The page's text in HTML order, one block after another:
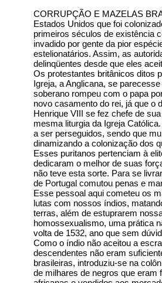
CORRUPÇÃO E MAZELAS
Estados Unidos que foi
primeiros séculos de existência
invadido por gente da pior
estelionatários. Assim, as
delinqüentes desde que eles
Os protestantes britânicos ditos
Igreja, a Anglicana, se
soberano rompeu com o papa
novo casamento do rei, já que o
Henrique VIII se fez chefe de
mesma liturgia da Igreja
a ser perseguidos, sendo que
dinamizando a colonização dos
Esses puritanos pertenciam à
dedicaram o melhor de suas
não teve esta sorte. Para se
de Portugal comutou penas e
Esse pessoal aqui cometeu os
lutas com nossos índios,
terras, além de estuprarem
homossexualismo, uma prática
volta de 1532, ano que sem
Como o índio não aceitou a
descendentes não eram
brasileiras, introduziu-se na
de milhares de negros que